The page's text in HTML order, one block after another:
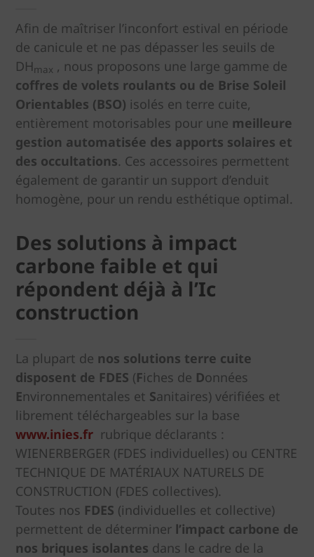
Afin de maîtriser l’inconfort estival en période
de canicule et ne pas dépasser les seuils de
DHmax , nous proposons une large gamme de
coffres de volets roulants ou de Brise Soleil
Orientables (BSO) isolés en terre cuite,
entièrement motorisables pour une meilleure
gestion automatisée des apports solaires et
des occultations. Ces accessoires permettent
également de garantir un support d’enduit
homogène, pour un rendu esthétique optimal.
Des solutions à impact
carbone faible et qui
répondent déjà à l’Ic
construction
La plupart de nos solutions terre cuite
disposent de FDES (Fiches de Données
Environnementales et Sanitaires) vérifiées et
librement téléchargeables sur la base
www.inies.fr rubrique déclarants :
WIENERBERGER (FDES individuelles) ou CENTRE
TECHNIQUE DE MATÉRIAUX NATURELS DE
CONSTRUCTION (FDES collectives).
Toutes nos FDES (individuelles et collective)
permettent de déterminer l’impact carbone de
nos briques isolantes dans le cadre de la